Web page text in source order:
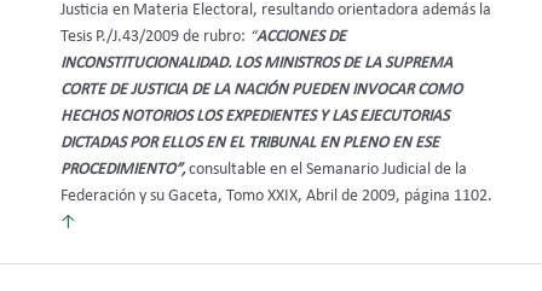
Justicia en Materia Electoral, resultando orientadora además la
Tesis P./J.43/2009 de rubro: “ACCIONES DE
INCONSTITUCIONALIDAD. LOS MINISTROS DE LA SUPREMA
CORTE DE JUSTICIA DE LA NACIÓN PUEDEN INVOCAR COMO
HECHOS NOTORIOS LOS EXPEDIENTES Y LAS EJECUTORIAS
DICTADAS POR ELLOS EN EL TRIBUNAL EN PLENO EN ESE
PROCEDIMIENTO”, consultable en el Semanario Judicial de la
Federación y su Gaceta, Tomo XXIX, Abril de 2009, página 1102.
↑